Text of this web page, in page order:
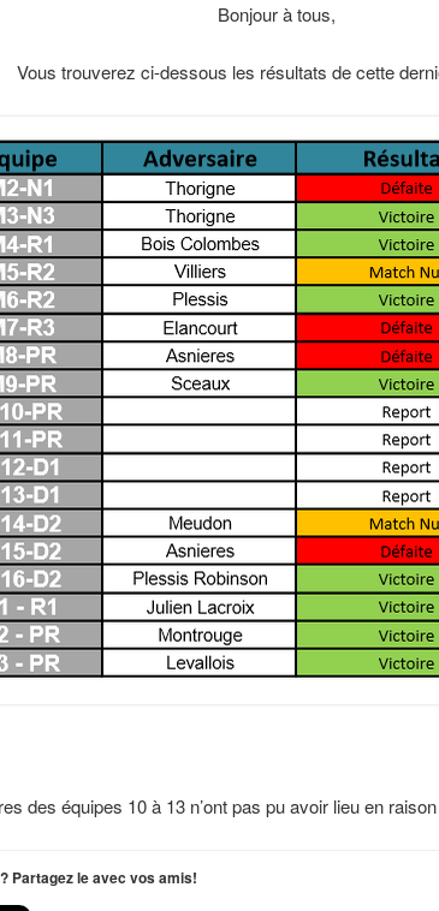
Bonjour à tous,
Vous trouverez ci-dessous les résultats de cette
des équipes 10 à 13 n’ont pas pu avoir lieu en
Partagez le avec vos amis!